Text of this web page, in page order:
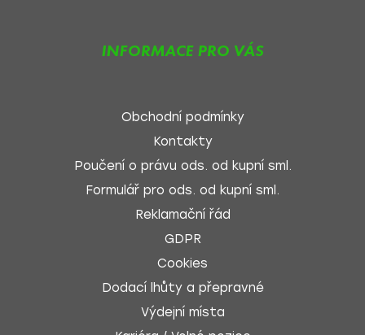
INFORMACE PRO VÁS
Obchodní podmínky
Kontakty
Poučení o právu ods. od kupní sml.
Formulář pro ods. od kupní sml.
Reklamační řád
GDPR
Cookies
Dodací lhůty a přepravné
Výdejní místa